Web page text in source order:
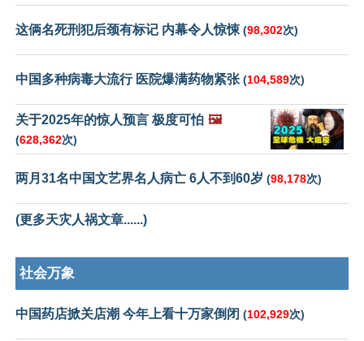
这俩名死刑犯后颈有标记 内幕令人惊悚 (98,302次)
中国多种病毒大流行 医院爆满药物紧张 (104,589次)
关于2025年的惊人预言 极度可怕 🖼️
(628,362次)
两月31名中国文艺界名人病亡 6人不到60岁 (98,178次)
(更多天灾人祸文章......)
社会万象
中国药店掀关店潮 今年上看十万家倒闭 (102,929次)